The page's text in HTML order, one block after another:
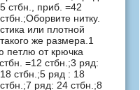
стбн., приб. =42
нитку.
или плотной
же размера.1
петлю от крючка
=12 стбн.;3 ряд:
стбн.;5 ряд : 18
ряд: 24 стбн.;8